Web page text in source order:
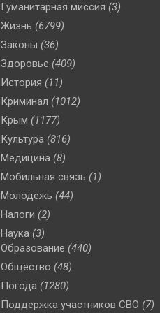
Гуманитарная миссия (3)
Жизнь (6799)
Законы (36)
Здоровье (409)
История (11)
Криминал (1012)
Крым (1177)
Культура (816)
Медицина (8)
Мобильная связь (1)
Молодежь (44)
Налоги (2)
Наука (3)
Образование (440)
Общество (48)
Погода (1280)
Поддержка участников СВО (7)